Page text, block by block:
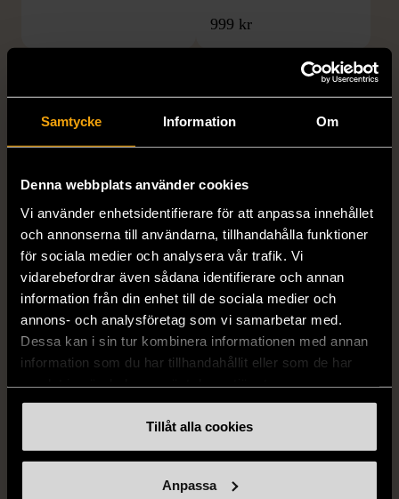
Samtycke Information Om
Denna webbplats använder cookies
Vi använder enhetsidentifierare för att anpassa innehållet
och annonserna till användarna, tillhandahålla funktioner
för sociala medier och analysera vår trafik. Vi
vidarebefordrar även sådana identifierare och annan
information från din enhet till de sociala medier och
annons- och analysföretag som vi samarbetar med.
Dessa kan i sin tur kombinera informationen med annan
information som du har tillhandahållit eller som de har
Tillåt alla cookies
Anpassa
999 kr
DOBBER
Dobber - Beige byxor
med resårmidja
läderimitation
S (34-36) Nytt skick
1/5
KUMKUM
KumKum Ring i
sterlingsilver med svarta
stenar
Gott skick